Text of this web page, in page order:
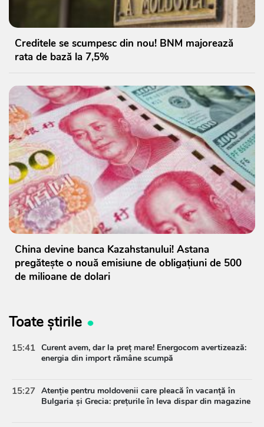
Creditele se scumpesc din nou! BNM majorează
rata de bază la 7,5%
China devine banca Kazahstanului! Astana
pregătește o nouă emisiune de obligațiuni de 500
de milioane de dolari
Toate știrile
15:41 Curent avem, dar la preț mare! Energocom avertizează:
energia din import rămâne scumpă
15:27 Atenție pentru moldovenii care pleacă în vacanță în
Bulgaria și Grecia: prețurile în leva dispar din magazine